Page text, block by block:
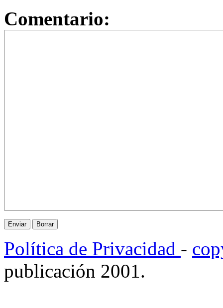
Comentario:
Política de Privacidad -
publicación 2001.